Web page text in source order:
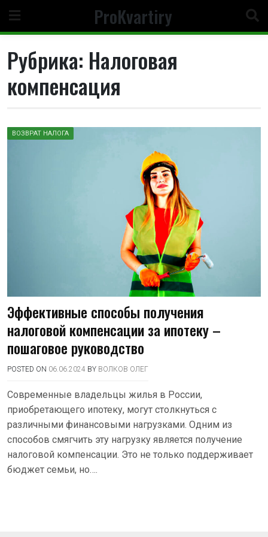
содержимому
ProKvartiry
Рубрика: Налоговая
компенсация
ВОЗВРАТ НАЛОГА
Эффективные способы получения
налоговой компенсации за ипотеку –
пошаговое руководство
POSTED ON 06.06.2024 BY ВОЛКОВ ОЛЕГ
Современные владельцы жилья в России,
приобретающего ипотеку, могут столкнуться с
различными финансовыми нагрузками. Одним из
способов смягчить эту нагрузку является получение
налоговой компенсации. Это не только поддерживает
бюджет семьи, но….